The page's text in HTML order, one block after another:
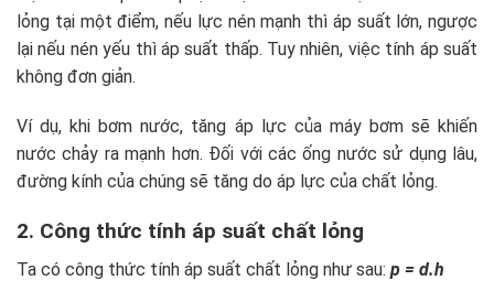
lỏng tại một điểm, nếu lực nén mạnh thì áp suất lớn, ngược
lại nếu nén yếu thì áp suất thấp. Tuy nhiên, việc tính áp suất
không đơn giản.
Ví dụ, khi bơm nước, tăng áp lực của máy bơm sẽ khiến
nước chảy ra mạnh hơn. Đối với các ống nước sử dụng lâu,
đường kính của chúng sẽ tăng do áp lực của chất lỏng.
2. Công thức tính áp suất chất lỏng
Ta có công thức tính áp suất chất lỏng như sau: p = d.h